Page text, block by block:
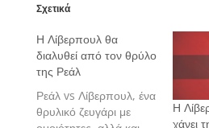
Σχετικά
Η Λίβερπουλ θα
διαλυθεί από τον θρύλο
της Ρεάλ
Ρεάλ vs Λίβερπουλ, ένα
θρυλικό ζευγάρι με
Η
χάνει